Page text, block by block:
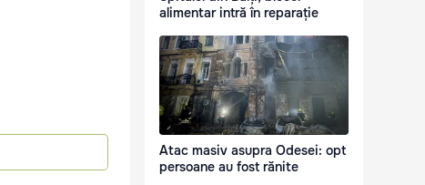
alimentar intră în reparație
Atac masiv asupra Odesei: opt
persoane au fost rănite